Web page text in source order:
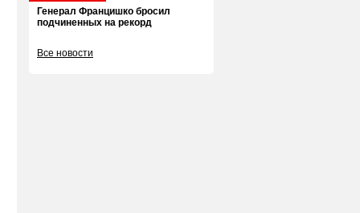
Генерал Францишко бросил
подчиненных на рекорд
Все новости